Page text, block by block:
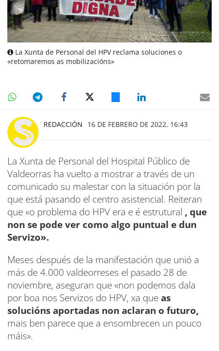
La Xunta de Personal del HPV reclama soluciones o
«retomaremos as mobilizacións»
REDACCIÓN 16 DE FEBRERO DE 2022, 16:43
La Xunta de Personal del Hospital Público de
Valdeorras ha vuelto a mostrar a través de un
comunicado su malestar con la situación por la
que está pasando el centro asistencial. Reiteran
que «o problema do HPV era e é estrutural , que
non se pode ver como algo puntual e dun
Servizo».
Meses después de la manifestación que unió a
más de 4.000 valdeorreses el pasado 28 de
noviembre, aseguran que «non podemos dala
por boa nos Servizos do HPV, xa queas
solucións aportadas non aclaran o futuro,
mais ben parece que a ensombrecen un pouco
máis».